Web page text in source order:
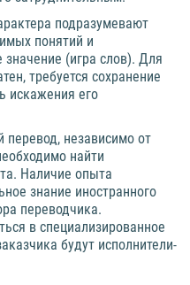
подразумевают
понятий и
(игра слов). Для
требуется сохранение
искажения его
независимо от
найти
Наличие опыта
знание иностранного
переводчика.
в специализированное
будут исполнители-